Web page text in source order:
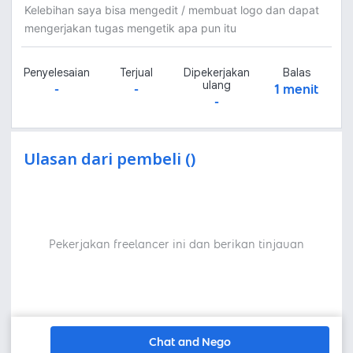
Kelebihan saya bisa mengedit / membuat logo dan dapat
mengerjakan tugas mengetik apa pun itu
Penyelesaian
-
Terjual
-
Dipekerjakan
ulang
-
Balas
1 menit
Ulasan dari pembeli ()
Pekerjakan freelancer ini dan berikan tinjauan
Chat and Nego